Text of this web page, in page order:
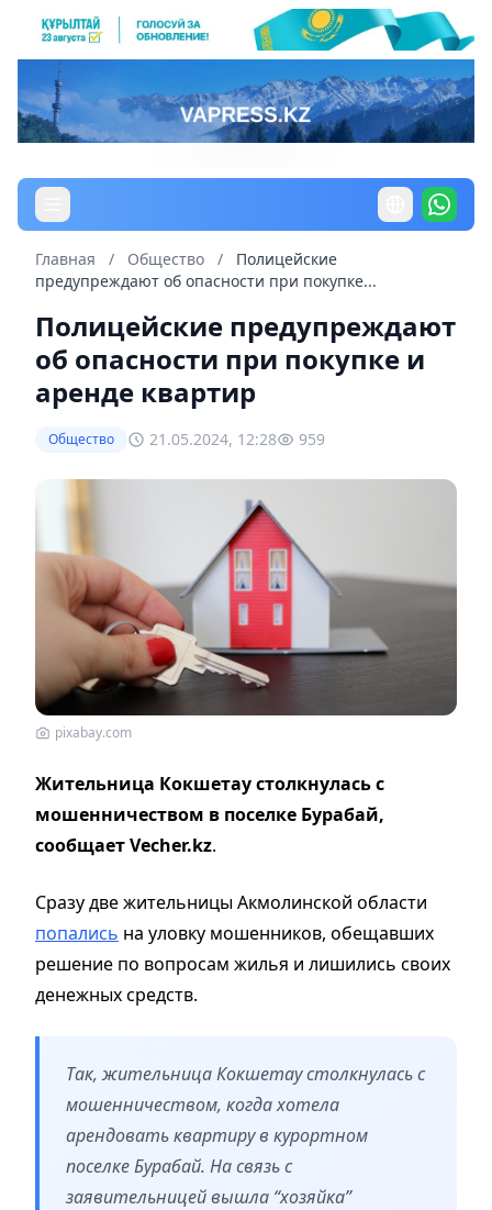
Главная / Общество /
Полицейские
предупреждают об опасности при покупке...
Полицейские предупреждают
об опасности при покупке и
аренде квартир
Общество 21.05.2024, 12:28 959
pixabay.com
Жительница Кокшетау столкнулась с
мошенничеством в поселке Бурабай,
сообщает Vecher.kz.
Сразу две жительницы Акмолинской области
попались на уловку мошенников, обещавших
решение по вопросам жилья и лишились своих
денежных средств.
Так, жительница Кокшетау столкнулась с
мошенничеством, когда хотела
арендовать квартиру в курортном
поселке Бурабай. На связь с
заявительницей вышла “хозяйка”